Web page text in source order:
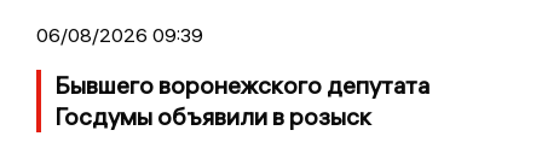
06/08/2026 09:39
Бывшего воронежского депутата
Госдумы объявили в розыск